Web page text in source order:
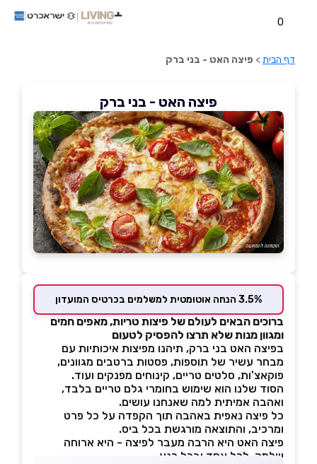
0
דף הבית> פיצה האט - בני ברק
פיצה האט - בני ברק
3.5% הנחה אוטומטית למשלמים בכרטיס המועדון
ברוכים הבאים לעולם של פיצות טריות, מאפים חמים
ומגוון מנות שלא תרצו להפסיק לטעום
בפיצה האט בני ברק, תיהנו מפיצות איכותיות עם
מבחר עשיר של תוספות, פסטות ברטבים מגוונים,
פוקאצ'ות, סלטים טריים, קינוחים מפנקים ועוד.
הסוד שלנו הוא שימוש בחומרי גלם טריים בלבד,
ואהבה אמיתית למה שאנחנו עושים.
כל פיצה נאפית באהבה תוך הקפדה על כל פרט
ומרכיב, והתוצאה מורגשת בכל ביס.
פיצה האט היא הרבה מעבר לפיצה - היא ארוחה
שלמה, לכל אחד ובכל רגע.